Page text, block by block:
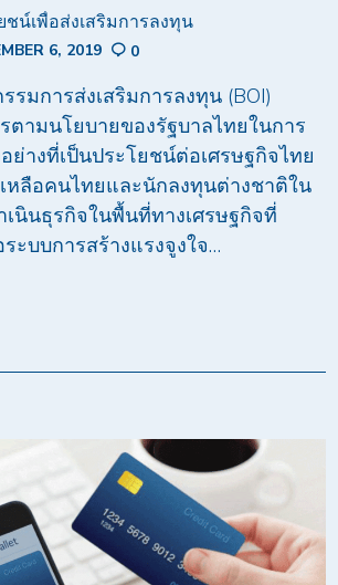
น์เพื่อส่งเสริมการลงทุน
6, 2019 0
มการส่งเสริมการลงทุน (BOI)
ตามนโยบายของรัฐบาลไทยในการ
ย่างที่เป็นประโยชน์ต่อเศรษฐกิจไทย
หลือคนไทยและนักลงทุนต่างชาติใน
นินธุรกิจในพื้นที่ทางเศรษฐกิจที่
ะบบการสร้างแรงจูงใจ…